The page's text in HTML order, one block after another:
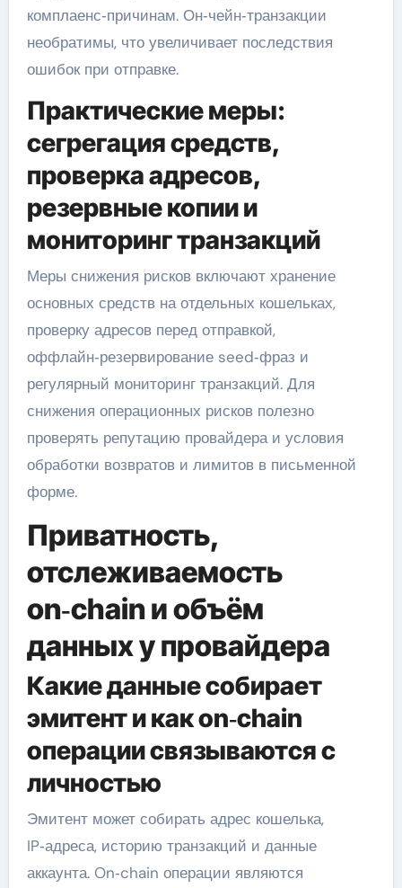
комплаенс‑причинам. Он‑чейн‑транзакции
необратимы, что увеличивает последствия
ошибок при отправке.
Практические меры:
сегрегация средств,
проверка адресов,
резервные копии и
мониторинг транзакций
Меры снижения рисков включают хранение
основных средств на отдельных кошельках,
проверку адресов перед отправкой,
оффлайн‑резервирование seed‑фраз и
регулярный мониторинг транзакций. Для
снижения операционных рисков полезно
проверять репутацию провайдера и условия
обработки возвратов и лимитов в письменной
форме.
Приватность,
отслеживаемость
on‑chain и объём
данных у провайдера
Какие данные собирает
эмитент и как on‑chain
операции связываются с
личностью
Эмитент может собирать адрес кошелька,
IP‑адреса, историю транзакций и данные
аккаунта. On‑chain операции являются